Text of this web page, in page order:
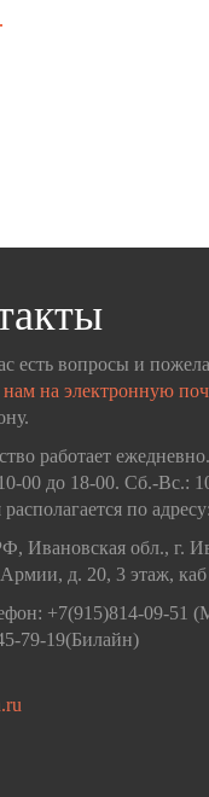
есть вопросы и
нам на электронную
работает
00 до 18-00. Сб.-Вс.:
по адресу:
Ивановская обл., г.
д. 20, 3 этаж,
+7(915)814-09-51
79-19(Билайн)